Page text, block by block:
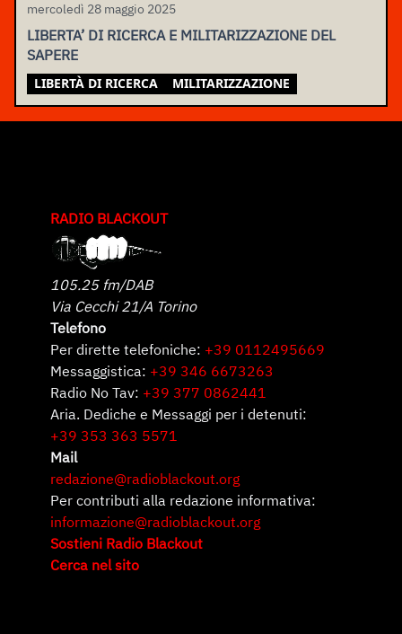
mercoledì 28 maggio 2025
LIBERTA’ DI RICERCA E MILITARIZZAZIONE DEL
SAPERE
LIBERTÀ DI RICERCA MILITARIZZAZIONE
RADIO BLACKOUT
105.25 fm/DAB
Via Cecchi 21/A Torino
Telefono
Per dirette telefoniche: +39 0112495669
Messaggistica: +39 346 6673263
Radio No Tav: +39 377 0862441
Aria. Dediche e Messaggi per i detenuti:
+39 353 363 5571
Mail
redazione@radioblackout.org
Per contributi alla redazione informativa:
informazione@radioblackout.org
Sostieni Radio Blackout
Cerca nel sito